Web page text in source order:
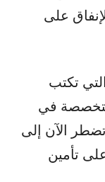
على
تكتب
في
الآن إلى
تأمين